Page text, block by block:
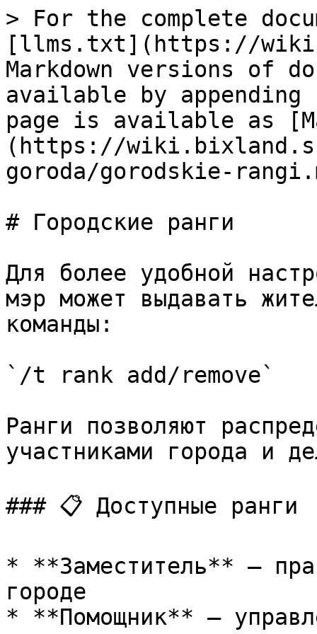
> For the complete
[llms.txt](https://
Markdown versions of
available by
page is available as
(https://
goroda/gorodskie-
# Городские ранги
Для более удобной
мэр может выдавать
команды:
`/t rank add/remove`
Ранги позволяют
участниками города и
### 📋 Доступные ранги
* **Заместитель** —
городе
* **Помощник** —